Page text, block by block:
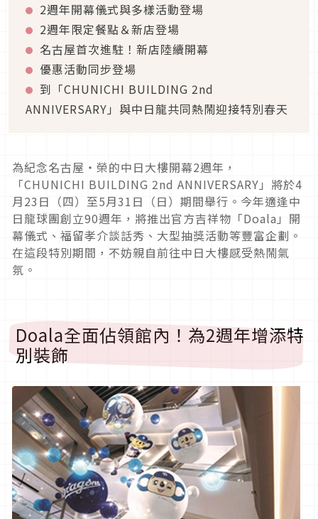
2週年開幕儀式與多樣活動登場
2週年限定餐點＆新店登場
名古屋首次進駐！新店陸續開幕
優惠活動同步登場
到「CHUNICHI BUILDING 2nd
ANNIVERSARY」與中日龍共同熱鬧迎接特別春天
為紀念名古屋・榮的中日大樓開幕2週年，
「CHUNICHI BUILDING 2nd ANNIVERSARY」將於4
月23日（四）至5月31日（日）期間舉行。今年適逢中
日龍球團創立90週年，將推出官方吉祥物「Doala」開
幕儀式、福留孝介談話秀、大型抽獎活動等豐富企劃。
在這段特別期間，不妨親自前往中日大樓感受熱鬧氣
氛。
Doala全面佔領館內！為2週年增添特
別裝飾